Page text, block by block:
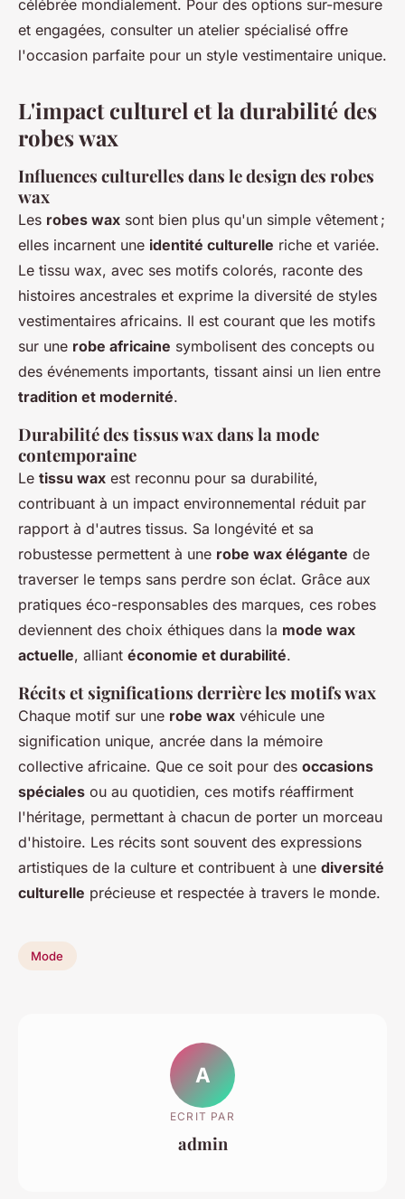
célébrée mondialement. Pour des options sur-mesure
et engagées, consulter un atelier spécialisé offre
l'occasion parfaite pour un style vestimentaire unique.
L'impact culturel et la durabilité des
robes wax
Influences culturelles dans le design des robes
wax
Les robes wax sont bien plus qu'un simple vêtement ;
elles incarnent une identité culturelle riche et variée.
Le tissu wax, avec ses motifs colorés, raconte des
histoires ancestrales et exprime la diversité de styles
vestimentaires africains. Il est courant que les motifs
sur une robe africaine symbolisent des concepts ou
des événements importants, tissant ainsi un lien entre
tradition et modernité.
Durabilité des tissus wax dans la mode
contemporaine
Le tissu wax est reconnu pour sa durabilité,
contribuant à un impact environnemental réduit par
rapport à d'autres tissus. Sa longévité et sa
robustesse permettent à une robe wax élégante de
traverser le temps sans perdre son éclat. Grâce aux
pratiques éco-responsables des marques, ces robes
deviennent des choix éthiques dans la mode wax
actuelle, alliant économie et durabilité.
Récits et significations derrière les motifs wax
Chaque motif sur une robe wax véhicule une
signification unique, ancrée dans la mémoire
collective africaine. Que ce soit pour des occasions
spéciales ou au quotidien, ces motifs réaffirment
l'héritage, permettant à chacun de porter un morceau
d'histoire. Les récits sont souvent des expressions
artistiques de la culture et contribuent à une diversité
culturelle précieuse et respectée à travers le monde.
Mode
A
ECRIT PAR
admin